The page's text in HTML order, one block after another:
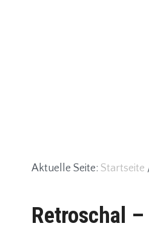
Aktuelle Seite: Startseite
Retroschal –